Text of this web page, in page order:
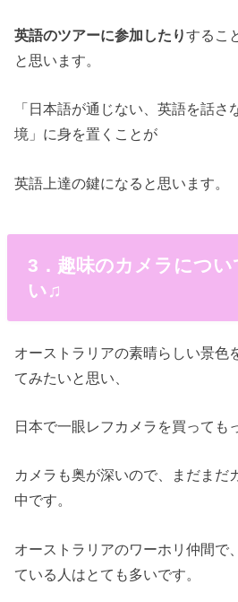
英語のツアーに参加したりするこ
と思います。
「日本語が通じない、英語を話さ
境」に身を置くことが
英語上達の鍵になると思います。
3．趣味のカメラについ
い♫
オーストラリアの素晴らしい景色
てみたいと思い、
日本で一眼レフカメラを買っても
カメラも奥が深いので、まだまだ
中です。
オーストラリアのワーホリ仲間で
ている人はとても多いです。